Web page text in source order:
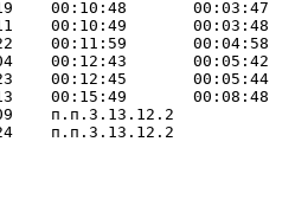
919    00:10:48
911    00:10:49
922    00:11:59
904    00:12:43
923    00:12:45
00:15:49
б/р     909